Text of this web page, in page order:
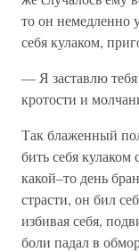
то он немедленно
себя кулаком,
— Я заставлю
кротости и
Так блаженный
бить себя кулаком
какой–то день
страсти, он бил
избивая себя,
боли падал в